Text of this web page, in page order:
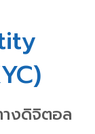
งดิจิตอล